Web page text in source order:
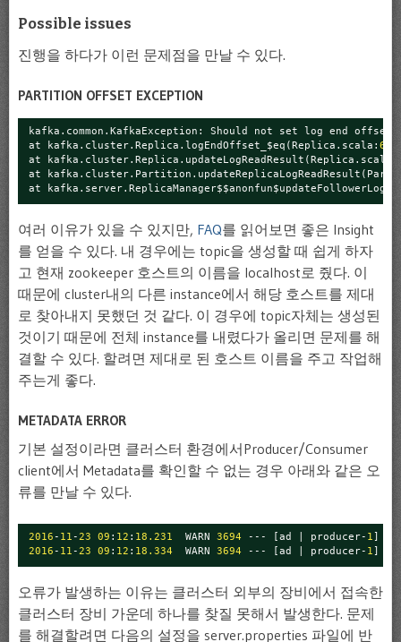
Possible issues
진행을 하다가 이런 문제점을 만날 수 있다.
PARTITION OFFSET EXCEPTION
kafka.common.KafkaException: Should not set log end
at kafka.cluster.Replica.logEndOffset_$eq(Replica.scala:66
at kafka.cluster.Replica.updateLogReadResult(Replica.scala:
at
at
여러 이유가 있을 수 있지만, FAQ를 읽어보면 좋은 Insight
를 얻을 수 있다. 내 경우에는 topic을 생성할 때 쉽게 하자
고 현재 zookeeper 호스트의 이름을 localhost로 줬다. 이
때문에 cluster내의 다른 instance에서 해당 호스트를 제대
로 찾아내지 못했던 것 같다. 이 경우에 topic자체는 생성된
것이기 때문에 전체 instance를 내렸다가 올리면 문제를 해
결할 수 있다. 할려면 제대로 된 호스트 이름을 주고 작업해
주는게 좋다.
METADATA ERROR
기본 설정이라면 클러스터 환경에서Producer/Consumer
client에서 Metadata를 확인할 수 없는 경우 아래와 같은 오
류를 만날 수 있다.
2016 - 11 -23 09 : 12 : 18.231 WARN 3694 --- [ad | producer- 1
2016 - 11 -23 09 : 12 : 18.334 WARN 3694 --- [ad | producer- 1
오류가 발생하는 이유는 클러스터 외부의 장비에서 접속한
클러스터 장비 가운데 하나를 찾질 못해서 발생한다. 문제
를 해결할려면 다음의 설정을 server.properties 파일에 반